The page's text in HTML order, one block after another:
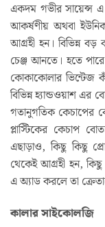
একদম গভীর সায়েন্স এ
আকর্ষণীয় অথবা
আগ্রহী হন। বিভিন্ন বড়
চেঞ্জ আনতে। হতে
কোকাকোলার ভিন্টেজ
বিভিন্ন হ্যান্ডওয়াশ
গতানুগতিক কেচাপের
প্লাস্টিকের কেচাপ
এছাড়াও, কিছু কিছু
থেকেই আগ্রহী হন, কিছু
এ অ্যাড করলে তা
কালার সাইকোলজি